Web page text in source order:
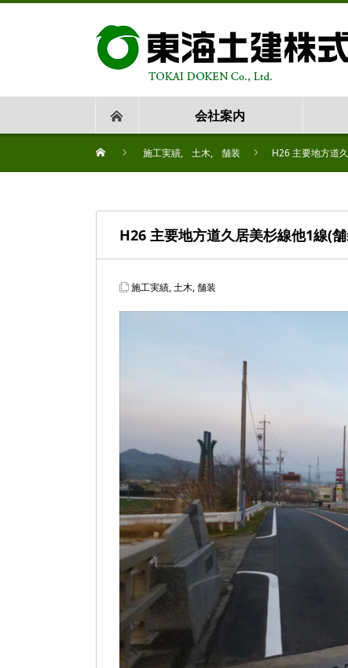
会社案内
施工実績, 土木, 舗装 H26 主要地方道
H26 主要地方道久居美杉線他1線(
施工実績,土木,舗装